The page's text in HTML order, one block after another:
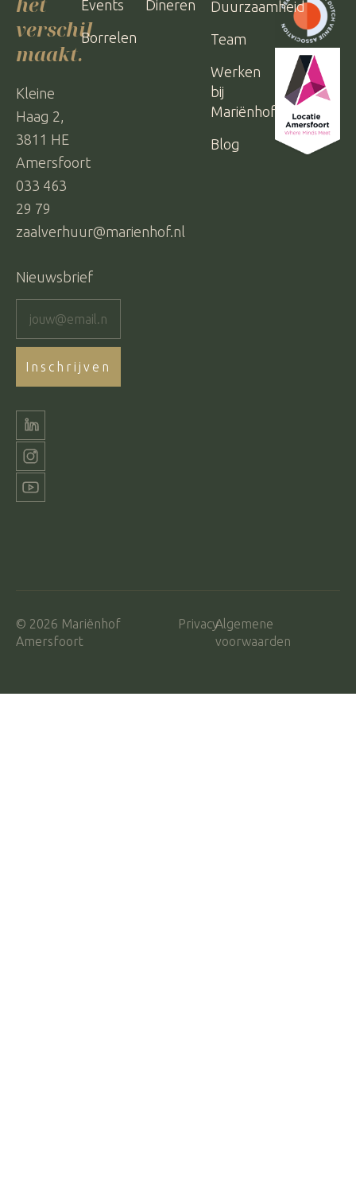
verschil
maakt.
Kleine
Haag 2,
3811 HE
Amersfoort
033 463
29 79
zaalverhuur@marienhof.nl
Nieuwsbrief
Events
Borrelen
Dineren Duurzaamheid
Team
Werken
bij
Mariënhof
Blog
© 2026 Mariënhof
Amersfoort
PrivacyAlgemene
voorwaarden